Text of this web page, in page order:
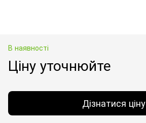
В наявності
Ціну уточнюйте
Дізнатися ціну